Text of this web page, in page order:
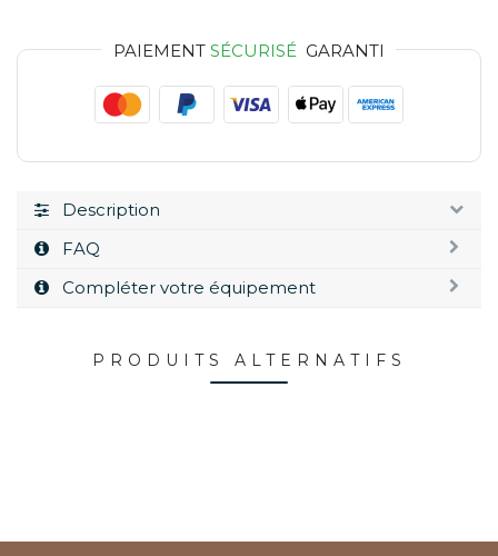
PAIEMENT SÉCURISÉ GARANTI
Description
FAQ
Compléter votre équipement
PRODUITS ALTERNATIFS